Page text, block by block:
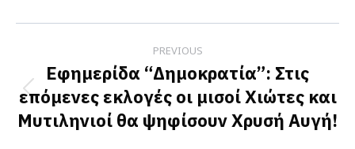
Facebook
X
LinkedIn
navigation
PREVIOUS
Previous
post:
Εφημερίδα “Δημοκρατία”: Στις
επόμενες εκλογές οι μισοί Χιώτες και
Μυτιληνιοί θα ψηφίσουν Χρυσή Αυγή!